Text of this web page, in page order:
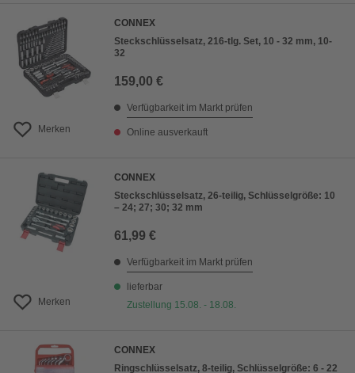
Merken
CONNEX
Steckschlüsselsatz, 216-tlg. Set, 10 - 32 mm, 10-
32
159,00 €
Verfügbarkeit im Markt prüfen
Online ausverkauft
Merken
CONNEX
Steckschlüsselsatz, 26-teilig, Schlüsselgröße: 10
– 24; 27; 30; 32 mm
61,99 €
Verfügbarkeit im Markt prüfen
lieferbar
Zustellung 15.08. - 18.08.
CONNEX
Ringschlüsselsatz, 8-teilig, Schlüsselgröße: 6 - 22